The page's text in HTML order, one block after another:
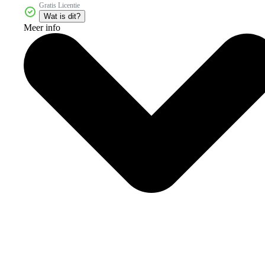
Gratis Licentie
Wat is dit?
Meer info